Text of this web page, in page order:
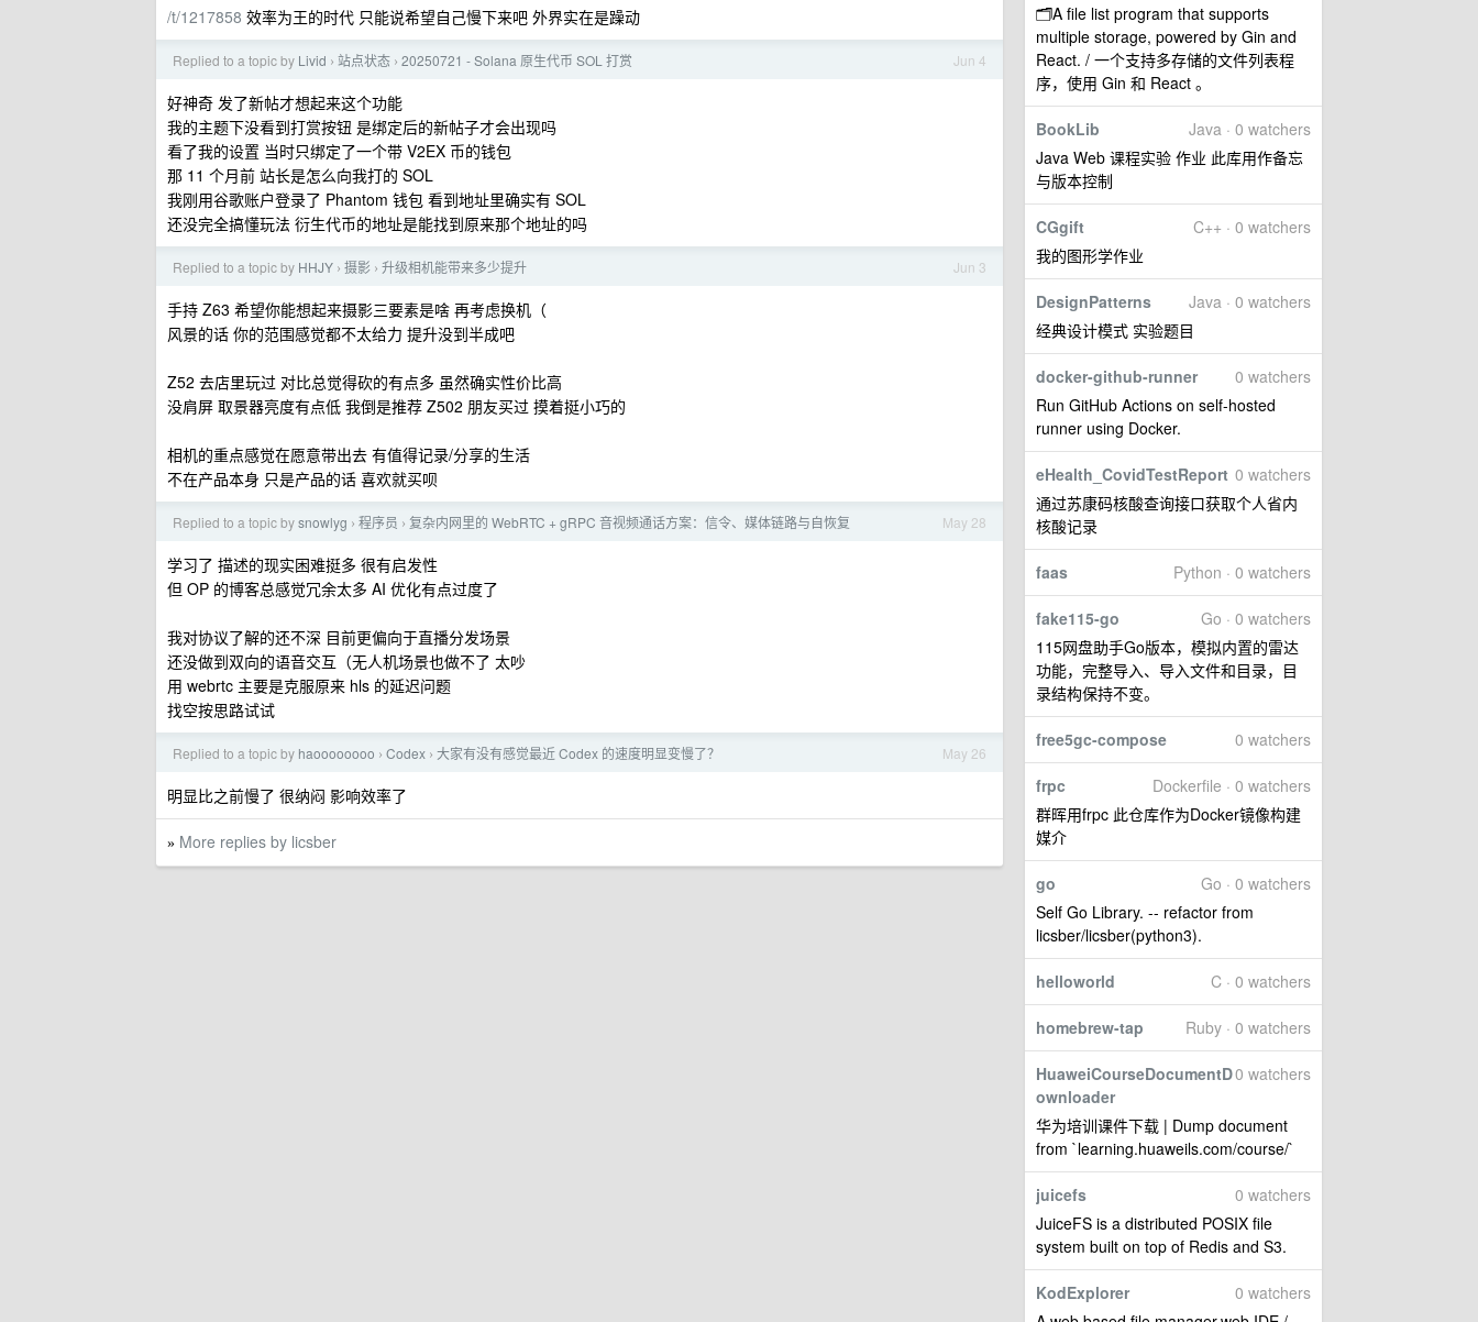
🗂️A file list program that supports
multiple storage, powered by Gin and
React. / 一个支持多存储的文件列表程
序，使用 Gin 和 React 。
Java · 0 watchers
BookLib
Java Web 课程实验 作业 此库用作备忘
与版本控制
C++ · 0 watchers
CGgift
我的图形学作业
Java · 0 watchers
DesignPatterns
经典设计模式 实验题目
0 watchers
docker-github-runner
Run GitHub Actions on self-hosted
runner using Docker.
0 watchers
eHealth_CovidTestReport
通过苏康码核酸查询接口获取个人省内
核酸记录
Python · 0 watchers
faas
Go · 0 watchers
fake115-go
115网盘助手Go版本，模拟内置的雷达
功能，完整导入、导入文件和目录，目
录结构保持不变。
0 watchers
free5gc-compose
Dockerfile · 0 watchers
frpc
群晖用frpc 此仓库作为Docker镜像构建
媒介
Go · 0 watchers
go
Self Go Library. -- refactor from
licsber/licsber(python3).
C · 0 watchers
helloworld
Ruby · 0 watchers
homebrew-tap
0 watchers
HuaweiCourseDocumentD
ownloader
华为培训课件下载 | Dump document
from `learning.huaweils.com/course/`
0 watchers
juicefs
JuiceFS is a distributed POSIX file
system built on top of Redis and S3.
0 watchers
KodExplorer
/t/1217858 效率为王的时代 只能说希望自己慢下来吧 外界实在是躁动
Jun 4
Replied to a topic by Livid › 站点状态 › 20250721 - Solana 原生代币 SOL 打赏
好神奇 发了新帖才想起来这个功能
我的主题下没看到打赏按钮 是绑定后的新帖子才会出现吗
看了我的设置 当时只绑定了一个带 V2EX 币的钱包
那 11 个月前 站长是怎么向我打的 SOL
我刚用谷歌账户登录了 Phantom 钱包 看到地址里确实有 SOL
还没完全搞懂玩法 衍生代币的地址是能找到原来那个地址的吗
Jun 3
Replied to a topic by HHJY › 摄影 › 升级相机能带来多少提升
手持 Z63 希望你能想起来摄影三要素是啥 再考虑换机（
风景的话 你的范围感觉都不太给力 提升没到半成吧
Z52 去店里玩过 对比总觉得砍的有点多 虽然确实性价比高
没肩屏 取景器亮度有点低 我倒是推荐 Z502 朋友买过 摸着挺小巧的
相机的重点感觉在愿意带出去 有值得记录/分享的生活
不在产品本身 只是产品的话 喜欢就买呗
May 28
Replied to a topic bysnowlyg › 程序员 › 复杂内网里的 WebRTC + gRPC 音视频通话方案：信令、媒体链路与自恢复
学习了 描述的现实困难挺多 很有启发性
但 OP 的博客总感觉冗余太多 AI 优化有点过度了
我对协议了解的还不深 目前更偏向于直播分发场景
还没做到双向的语音交互（无人机场景也做不了 太吵
用 webrtc 主要是克服原来 hls 的延迟问题
找空按思路试试
May 26
Replied to a topic by haoooooooo › Codex › 大家有没有感觉最近 Codex 的速度明显变慢了？
明显比之前慢了 很纳闷 影响效率了
» More replies by licsber